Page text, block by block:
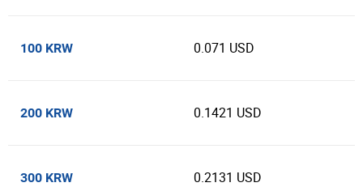
100 KRW 0.071 USD
200 KRW 0.1421 USD
300 KRW 0.2131 USD